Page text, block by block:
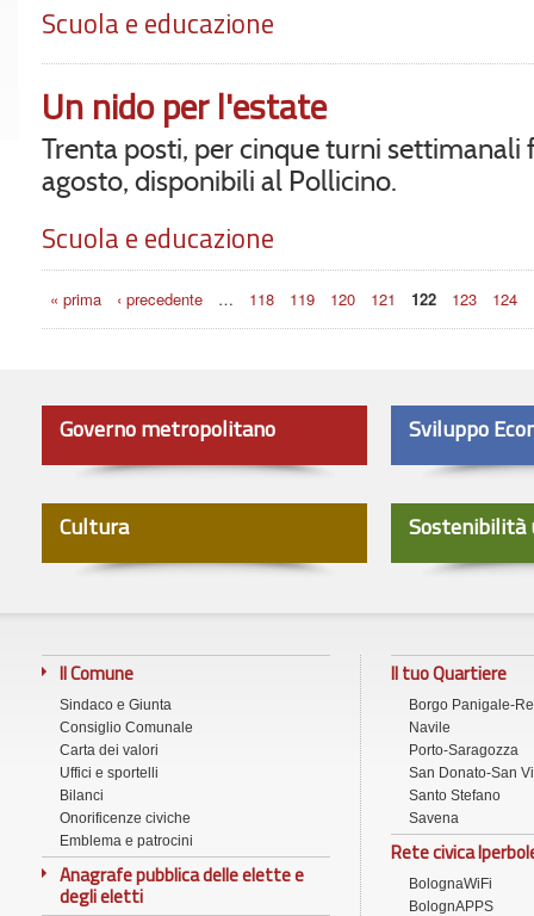
Scuola e educazione
Un nido per l'estate
Trenta posti, per cinque turni settimanali
agosto, disponibili al Pollicino.
Scuola e educazione
Pagine
« prima ‹ precedente … 118 119 120 121 122 123 124
Governo metropolitano Sviluppo
Cultura Sostenibilità
Il Comune
Sindaco e Giunta
Consiglio Comunale
Carta dei valori
Uffici e sportelli
Bilanci
Onorificenze civiche
Emblema e patrocini
Anagrafe pubblica delle elette e
degli eletti
Il tuo Quartiere
Borgo Panigale-
Navile
Porto-Saragozza
San Donato-San
Santo Stefano
Savena
Rete civica
BolognaWiFi
BolognAPPS